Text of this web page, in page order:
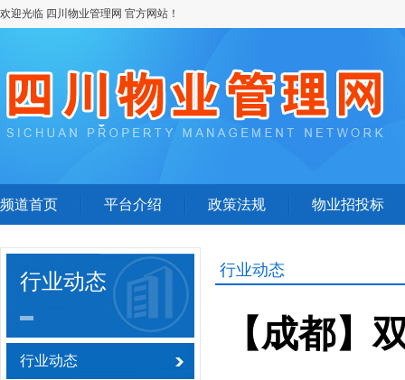
欢迎光临 四川物业管理网 官方网站！
频道首页 平台介绍 政策法规 物业招投标
行业动态
行业动态
行业动态
【成都】